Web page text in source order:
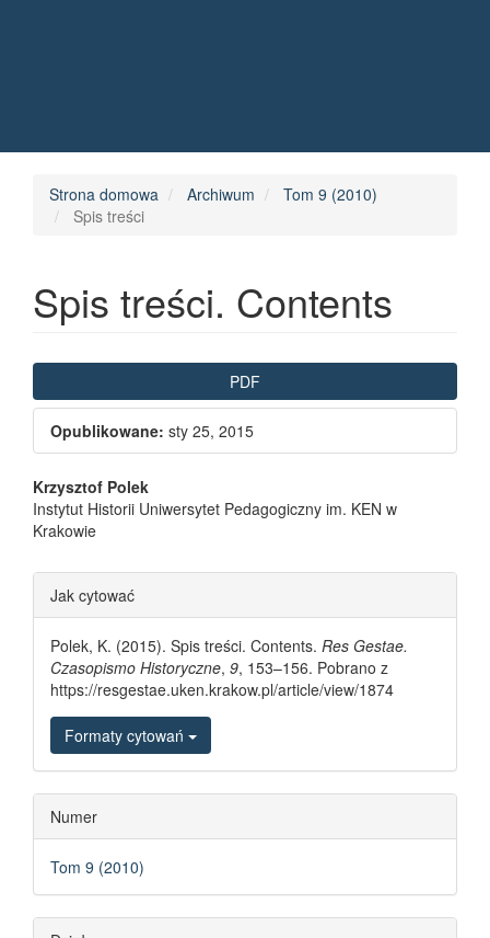
Main Content
Strona domowa
Archiwum
Tom 9 (2010)
Spis treści
Spis treści. Contents
Article Sidebar
PDF
Opublikowane: sty 25, 2015
Main Article Content
Krzysztof Polek
Instytut Historii Uniwersytet Pedagogiczny im. KEN w
Krakowie
Article Details
Jak cytować
Polek, K. (2015). Spis treści. Contents. Res Gestae.
Czasopismo Historyczne, 9, 153–156. Pobrano z
https://resgestae.uken.krakow.pl/article/view/1874
Formaty cytowań
Numer
Tom 9 (2010)